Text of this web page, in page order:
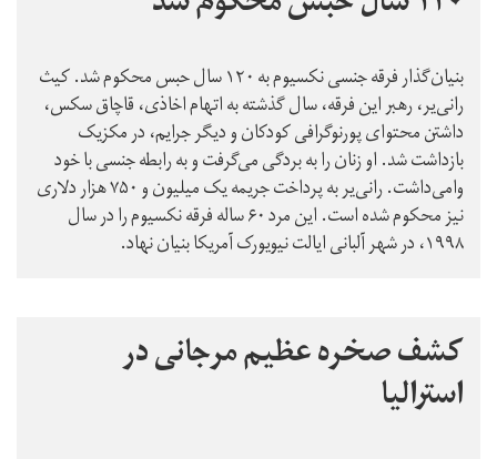
بنیان‌گذار فرقه جنسی نکسیوم به ۱۲۰ سال حبس محکوم شد. کیث
رانی‌یر، رهبر این فرقه، سال گذشته به اتهام اخاذی، قاچاق سکس،
داشتن محتوای پورنوگرافی کودکان و دیگر جرایم، در مکزیک
بازداشت شد. او زنان را به بردگی می‌گرفت و به رابطه جنسی با خود
وامی‌داشت. رانی‌یر به پرداخت جریمه یک میلیون و ۷۵۰ هزار دلاری
نیز محکوم شده است. این مرد ۶۰ ساله فرقه نکسیوم را در سال
۱۹۹۸، در شهر آلبانی ایالت نیویورک آمریکا بنیان نهاد.
کشف صخره عظیم مرجانی در
استرالیا